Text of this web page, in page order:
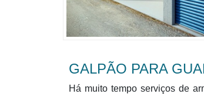
GALPÃO PARA
Há muito tempo serviços de